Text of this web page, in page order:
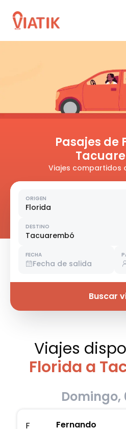
Pasajes de
Viajes compartidos
ORIGEN
Florida
DESTINO
Tacuarembó
FECHA
Fecha de salida
Buscar
Viajes
Florida a
Domingo,
F
Fernando